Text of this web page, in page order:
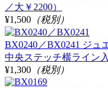
／大￥2200）
¥1,500 （税別）
BX0240／BX0241 ジ
中央ステッチ横ライン
¥1,300 （税別）